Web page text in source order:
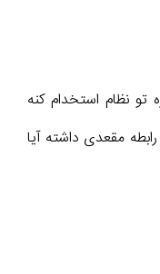
نظام استخدام کنه
۴ سال پیش رابطه مقعدی داشته آیا